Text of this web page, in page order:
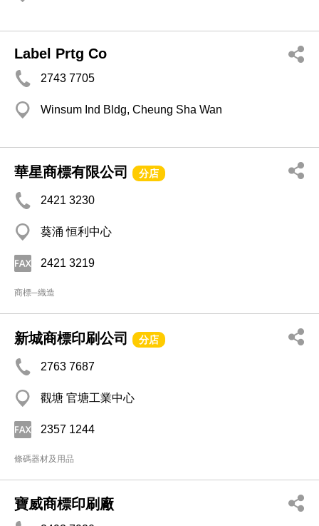
Label Prtg Co
2743 7705
Winsum Ind Bldg, Cheung Sha Wan
華星商標有限公司 分店
2421 3230
葵涌 恒利中心
2421 3219
商標─織造
新城商標印刷公司 分店
2763 7687
觀塘 官塘工業中心
2357 1244
條碼器材及用品
寶威商標印刷廠